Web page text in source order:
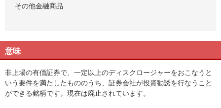
その他金融商品
意味
非上場の有価証券で、一定以上のディスクロージャーをおこなうと
いう要件を満たしたもののうち、証券会社が投資勧誘を行なうこと
ができる銘柄です。現在は廃止されています。